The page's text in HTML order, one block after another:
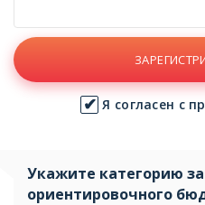
Я согласен с
Укажите категорию
ориентировочного